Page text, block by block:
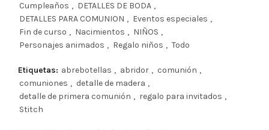
Cumpleaños , DETALLES DE BODA ,
DETALLES PARA COMUNION , Eventos especiales ,
Fin de curso , Nacimientos , NIÑOS ,
Personajes animados , Regalo niños , Todo
Etiquetas: abrebotellas , abridor , comunión ,
comuniones , detalle de madera ,
detalle de primera comunión , regalo para invitados ,
Stitch